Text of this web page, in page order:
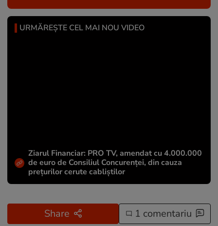
URMĂREȘTE CEL MAI NOU VIDEO
Ziarul Financiar: PRO TV, amendat cu 4.000.000
de euro de Consiliul Concurenței, din cauza
prețurilor cerute cabliștilor
Share 1 comentariu